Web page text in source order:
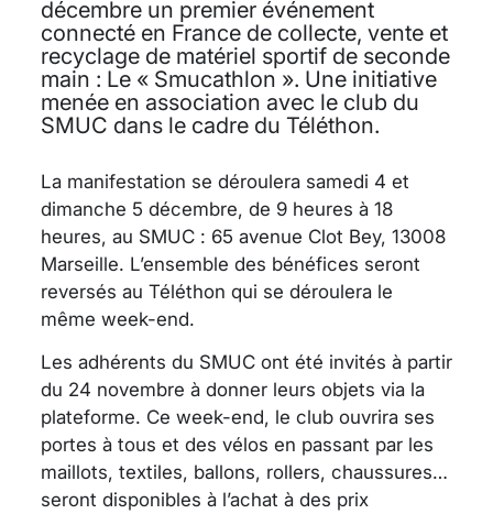
décembre un premier événement
connecté en France de collecte, vente et
recyclage de matériel sportif de seconde
main : Le « Smucathlon ». Une initiative
menée en association avec le club du
SMUC dans le cadre du Téléthon.
La manifestation se déroulera samedi 4 et
dimanche 5 décembre, de 9 heures à 18
heures, au SMUC : 65 avenue Clot Bey, 13008
Marseille. L’ensemble des bénéfices seront
reversés au Téléthon qui se déroulera le
même week-end.
Les adhérents du SMUC ont été invités à partir
du 24 novembre à donner leurs objets via la
plateforme. Ce week-end, le club ouvrira ses
portes à tous et des vélos en passant par les
maillots, textiles, ballons, rollers, chaussures…
seront disponibles à l’achat à des prix